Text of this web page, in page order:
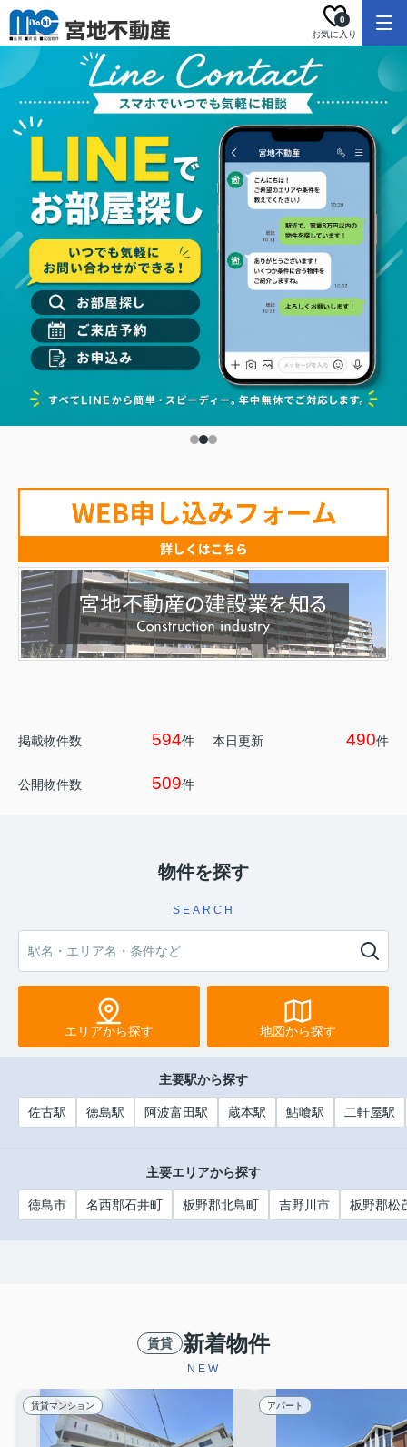
お気に入り
0
掲載物件数 594件 本日更新 490件
公開物件数 509件
物件を探す
SEARCH
エリアから探す 地図から探す
主要駅から探す
佐古駅 徳島駅 阿波富田駅 蔵本駅 鮎喰駅 二軒屋駅
主要エリアから探す
徳島市 名西郡石井町 板野郡北島町 吉野川市 板野郡松
賃貸 新着物件
NEW
賃貸マンション アパート